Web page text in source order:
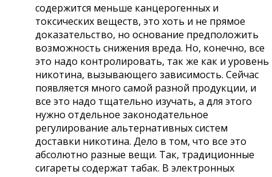
содержится меньше канцерогенных и
токсических веществ, это хоть и не прямое
доказательство, но основание предположить
возможность снижения вреда. Но, конечно, все
это надо контролировать, так же как и уровень
никотина, вызывающего зависимость. Сейчас
появляется много самой разной продукции, и
все это надо тщательно изучать, а для этого
нужно отдельное законодательное
регулирование альтернативных систем
доставки никотина. Дело в том, что все это
абсолютно разные вещи. Так, традиционные
сигареты содержат табак. В электронных